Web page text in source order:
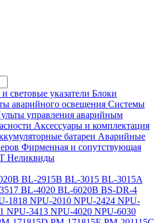
световые указатели Блоки
аварийного освещения Системы
управления аварийным
Аксессуары и комплектация
батареи Аварийные
Фирменная и сопутствующая
Неликвиды
BL-2915B BL-3015 BL-3015A
BL-4020 BL-6020B BS-DR-4
1818 NPU-2010 NPU-2424 NPU-
NPU-3413 NPU-4020 NPU-6030